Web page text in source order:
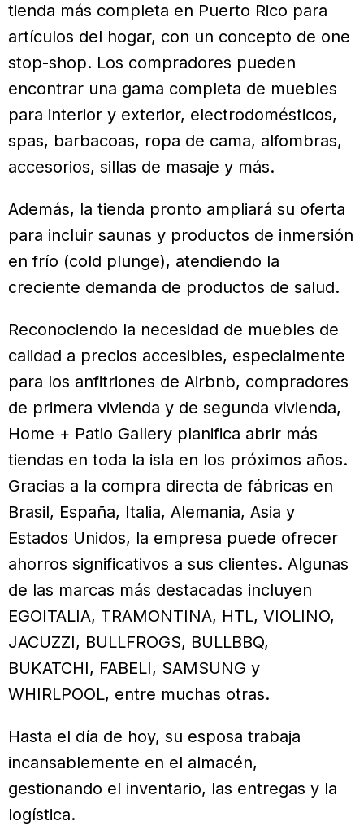
tienda más completa en Puerto Rico para
artículos del hogar, con un concepto de one
stop-shop. Los compradores pueden
encontrar una gama completa de muebles
para interior y exterior, electrodomésticos,
spas, barbacoas, ropa de cama, alfombras,
accesorios, sillas de masaje y más.
Además, la tienda pronto ampliará su oferta
para incluir saunas y productos de inmersión
en frío (cold plunge), atendiendo la
creciente demanda de productos de salud.
Reconociendo la necesidad de muebles de
calidad a precios accesibles, especialmente
para los anfitriones de Airbnb, compradores
de primera vivienda y de segunda vivienda,
Home + Patio Gallery planifica abrir más
tiendas en toda la isla en los próximos años.
Gracias a la compra directa de fábricas en
Brasil, España, Italia, Alemania, Asia y
Estados Unidos, la empresa puede ofrecer
ahorros significativos a sus clientes. Algunas
de las marcas más destacadas incluyen
EGOITALIA, TRAMONTINA, HTL, VIOLINO,
JACUZZI, BULLFROGS, BULLBBQ,
BUKATCHI, FABELI, SAMSUNG y
WHIRLPOOL, entre muchas otras.
Hasta el día de hoy, su esposa trabaja
incansablemente en el almacén,
gestionando el inventario, las entregas y la
logística.